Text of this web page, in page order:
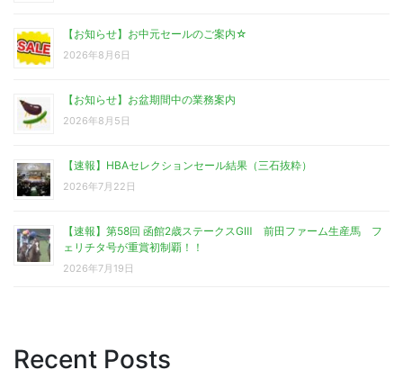
【お知らせ】お中元セールのご案内☆
2026年8月6日
【お知らせ】お盆期間中の業務案内
2026年8月5日
【速報】HBAセレクションセール結果（三石抜粋）
2026年7月22日
【速報】第58回 函館2歳ステークスGⅢ 前田ファーム生産馬 フ
ェリチタ号が重賞初制覇！！
2026年7月19日
Recent Posts